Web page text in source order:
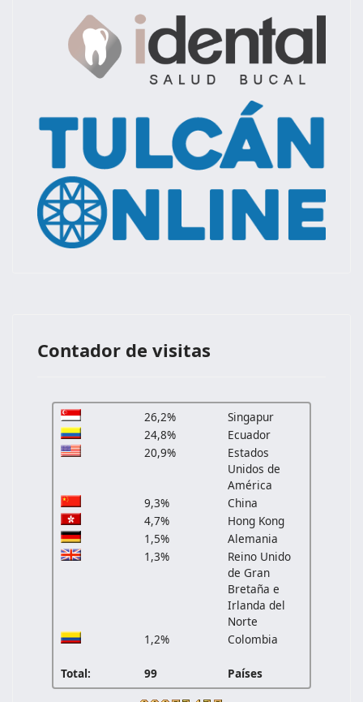
Contador de visitas
26,2%
Singapur
24,8%
Ecuador
20,9%
Estados
Unidos de
América
9,3%
China
4,7%
Hong Kong
1,5%
Alemania
1,3%
Reino Unido
de Gran
Bretaña e
Irlanda del
Norte
1,2%
Colombia
Total: 99 Países